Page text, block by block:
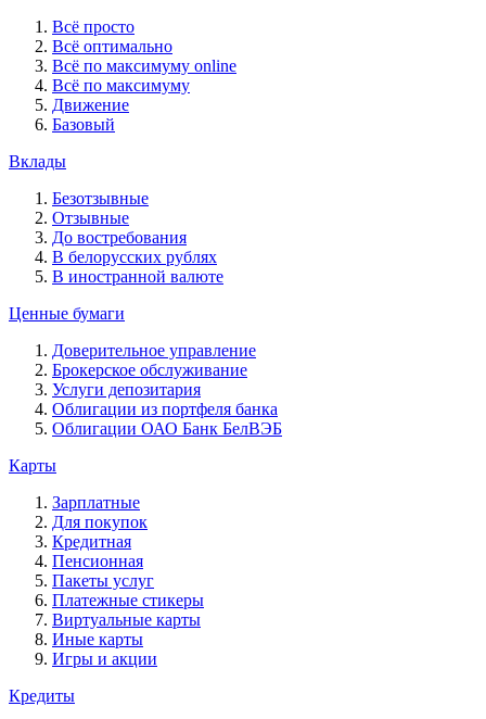
Всё просто
Всё оптимально
Всё по максимуму online
Всё по максимуму
Движение
Базовый
Вклады
Безотзывные
Отзывные
До востребования
В белорусских рублях
В иностранной валюте
Ценные бумаги
Доверительное управление
Брокерское обслуживание
Услуги депозитария
Облигации из портфеля банка
Облигации ОАО Банк БелВЭБ
Карты
Зарплатные
Для покупок
Кредитная
Пенсионная
Пакеты услуг
Платежные стикеры
Виртуальные карты
Иные карты
Игры и акции
Кредиты